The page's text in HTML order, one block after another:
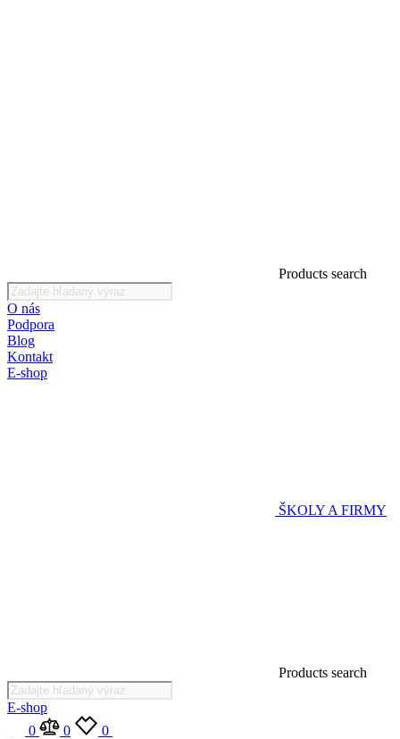
Products search
O nás
Podpora
Blog
Kontakt
E-shop
ŠKOLY A FIRMY
Products search
E-shop
0
0 0